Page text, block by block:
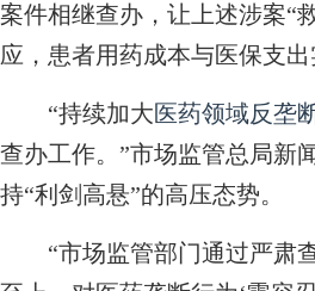
案件相继查办，让上述涉案“
应，患者用药成本与医保支出
“持续加大医药领域反垄
查办工作。”市场监管总局新
持“利剑高悬”的高压态势。
“市场监管部门通过严肃